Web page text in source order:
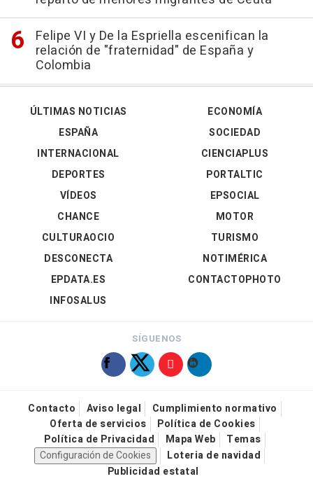
Felipe VI y De la Espriella escenifican la
relación de "fraternidad" de España y
Colombia
ÚLTIMAS NOTICIAS
ESPAÑA
INTERNACIONAL
DEPORTES
VÍDEOS
ECONOMÍA
SOCIEDAD
CIENCIAPLUS
PORTALTIC
EPSOCIAL
CHANCE
CULTURAOCIO
DESCONECTA
EPDATA.ES
INFOSALUS
MOTOR
TURISMO
NOTIMÉRICA
CONTACTOPHOTO
SÍGUENOS
Contacto Aviso legal
Cumplimiento normativo
Oferta de servicios
Política de Cookies
Política de Privacidad
Mapa Web
Temas
Configuración de Cookies
Loteria de navidad
Publicidad estatal